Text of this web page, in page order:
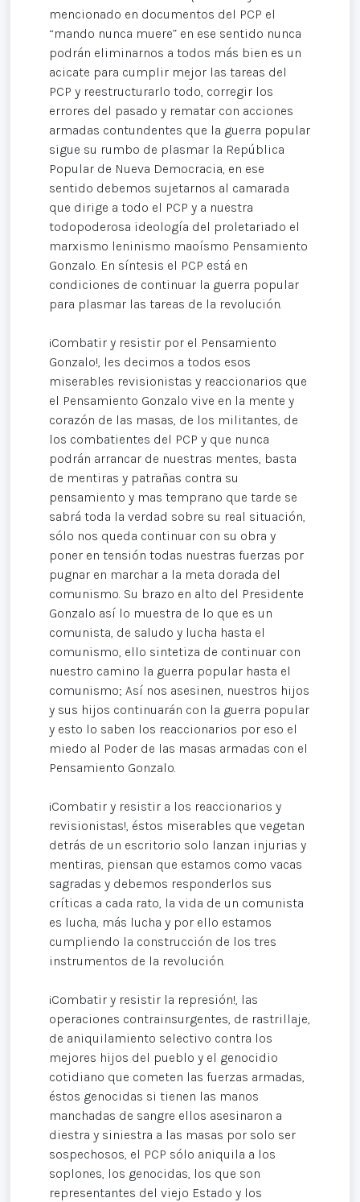
mencionado en documentos del PCP el
“mando nunca muere” en ese sentido nunca
podrán eliminarnos a todos más bien es un
acicate para cumplir mejor las tareas del
PCP y reestructurarlo todo, corregir los
errores del pasado y rematar con acciones
armadas contundentes que la guerra popular
sigue su rumbo de plasmar la República
Popular de Nueva Democracia, en ese
sentido debemos sujetarnos al camarada
que dirige a todo el PCP y a nuestra
todopoderosa ideología del proletariado el
marxismo leninismo maoísmo Pensamiento
Gonzalo. En síntesis el PCP está en
condiciones de continuar la guerra popular
para plasmar las tareas de la revolución.
¡Combatir y resistir por el Pensamiento
Gonzalo!, les decimos a todos esos
miserables revisionistas y reaccionarios que
el Pensamiento Gonzalo vive en la mente y
corazón de las masas, de los militantes, de
los combatientes del PCP y que nunca
podrán arrancar de nuestras mentes, basta
de mentiras y patrañas contra su
pensamiento y mas temprano que tarde se
sabrá toda la verdad sobre su real situación,
sólo nos queda continuar con su obra y
poner en tensión todas nuestras fuerzas por
pugnar en marchar a la meta dorada del
comunismo. Su brazo en alto del Presidente
Gonzalo así lo muestra de lo que es un
comunista, de saludo y lucha hasta el
comunismo, ello sintetiza de continuar con
nuestro camino la guerra popular hasta el
comunismo; Así nos asesinen, nuestros hijos
y sus hijos continuarán con la guerra popular
y esto lo saben los reaccionarios por eso el
miedo al Poder de las masas armadas con el
Pensamiento Gonzalo.
¡Combatir y resistir a los reaccionarios y
revisionistas!, éstos miserables que vegetan
detrás de un escritorio solo lanzan injurias y
mentiras, piensan que estamos como vacas
sagradas y debemos responderlos sus
críticas a cada rato, la vida de un comunista
es lucha, más lucha y por ello estamos
cumpliendo la construcción de los tres
instrumentos de la revolución.
¡Combatir y resistir la represión!, las
operaciones contrainsurgentes, de rastrillaje,
de aniquilamiento selectivo contra los
mejores hijos del pueblo y el genocidio
cotidiano que cometen las fuerzas armadas,
éstos genocidas si tienen las manos
manchadas de sangre ellos asesinaron a
diestra y siniestra a las masas por solo ser
sospechosos, el PCP sólo aniquila a los
soplones, los genocidas, los que son
representantes del viejo Estado y los